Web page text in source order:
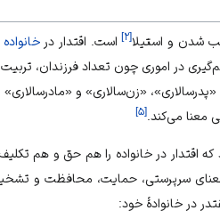
شدن و استیلا[۲]است. اقتدار درخانواده
در اموری چون تعداد فرزندان، تربیت
«زن‌‏سالاری» و «مادرسالاری»
معنا می‏‌کند.[۵]
که اقتدار در خانواده را هم حق و هم
سرپرستی، حمایت، محافظت و
در خانوادۀ خود: